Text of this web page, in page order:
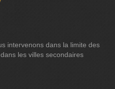
intervenons dans la limite des
les villes secondaires